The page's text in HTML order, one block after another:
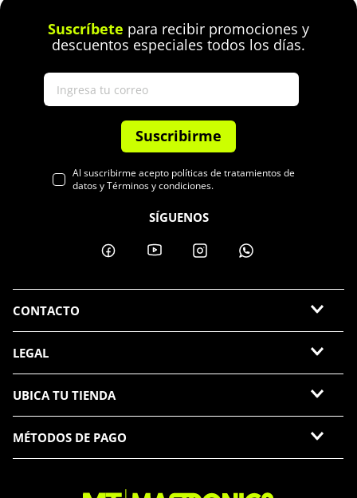
Suscríbete para recibir promociones y
descuentos especiales todos los días.
Suscribirme
Al suscribirme acepto políticas de tratamientos de
datos y Términos y condiciones.
SÍGUENOS
CONTACTO
LEGAL
UBICA TU TIENDA
MÉTODOS DE PAGO